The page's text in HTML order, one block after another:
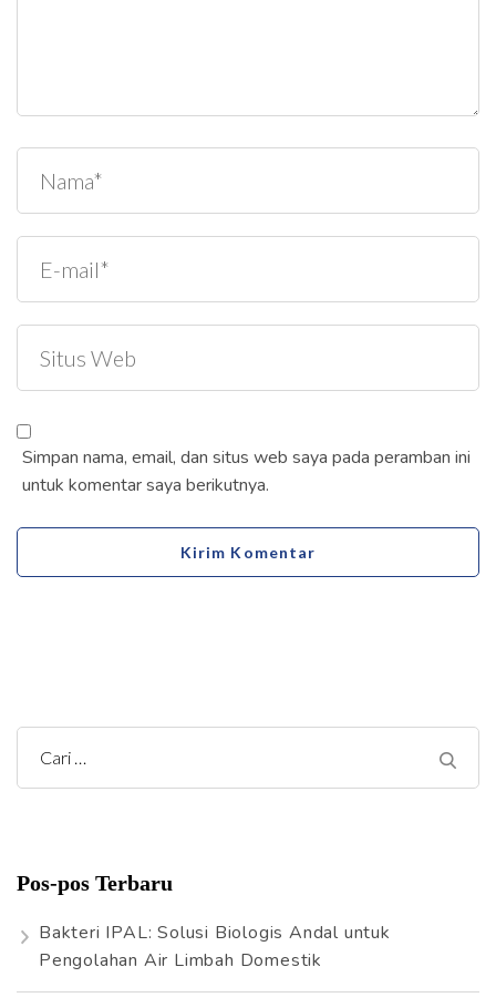
Simpan nama, email, dan situs web saya pada peramban ini
untuk komentar saya berikutnya.
C
a
u
t
Pos-pos Terbaru
Bakteri IPAL: Solusi Biologis Andal untuk
Pengolahan Air Limbah Domestik